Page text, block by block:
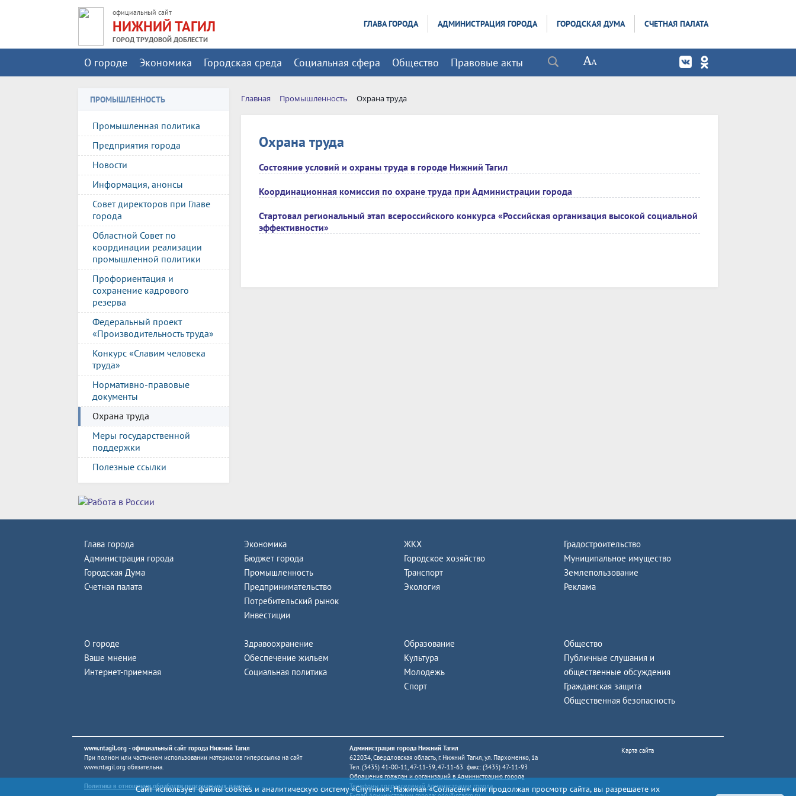
официальный сайт
НИЖНИЙ ТАГИЛ
ГОРОД ТРУДОВОЙ ДОБЛЕСТИ
ГЛАВА ГОРОДА АДМИНИСТРАЦИЯ ГОРОДА ГОРОДСКАЯ ДУМА СЧЕТНАЯ ПАЛАТА
О городе Экономика Городская среда Социальная сфера Общество Правовые акты
ПРОМЫШЛЕННОСТЬ
Промышленная политика
Предприятия города
Новости
Информация, анонсы
Совет директоров при Главе
города
Областной Совет по
координации реализации
промышленной политики
Профориентация и
сохранение кадрового
резерва
Федеральный проект
«Производительность труда»
Конкурс «Славим человека
труда»
Нормативно-правовые
документы
Охрана труда
Меры государственной
поддержки
Полезные ссылки
Главная Промышленность Охрана труда
Охрана труда
Состояние условий и охраны труда в городе Нижний Тагил
Координационная комиссия по охране труда при Администрации города
Стартовал региональный этап всероссийского конкурса «Российская организация высокой социальной
эффективности»
Глава города
Администрация города
Городская Дума
Счетная палата
Экономика
Бюджет города
Промышленность
Предпринимательство
Потребительский рынок
Инвестиции
ЖКХ
Городское хозяйство
Транспорт
Экология
Градостроительство
Муниципальное имущество
Землепользование
Реклама
О городе
Ваше мнение
Интернет-приемная
Здравоохранение
Обеспечение жильем
Социальная политика
Образование
Культура
Молодежь
Спорт
Общество
Публичные слушания и
общественные обсуждения
Гражданская защита
Общественная безопасность
www.ntagil.org - официальный сайт города Нижний Тагил
При полном или частичном использовании материалов гиперссылка на сайт
www.ntagil.org обязательна.
Политика в отношении обработки персональных данных
Администрация города Нижний Тагил
622034, Свердловская область, г. Нижний Тагил, ул. Пархоменко, 1а
Тел. (3435) 41-00-11, 47-11-59, 47-11-63 факс: (3435) 47-11-93
Обращения граждан и организаций в Администрацию города
Телефоны подразделений Администрации города
Карта сайта
Сайт использует файлы cookies и аналитическую систему «Спутник». Нажимая «Согласен» или продолжая просмотр сайта, вы разрешаете их